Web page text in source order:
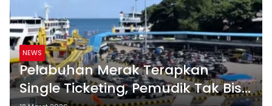
NEWS
Pelabuhan Merak Terapkan
Single Ticketing, Pemudik Tak Bisa